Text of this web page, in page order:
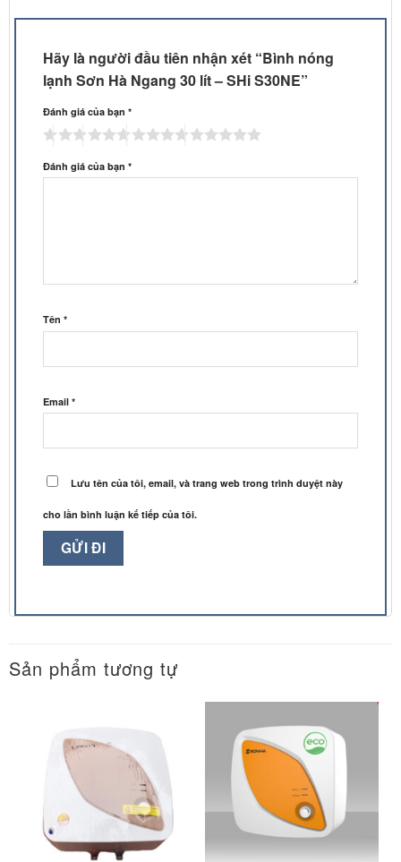
Hãy là người đầu tiên nhận xét “Bình nóng
lạnh Sơn Hà Ngang 30 lít – SHi S30NE”
Đánh giá của bạn *
Đánh giá của bạn *
Tên *
Email *
Lưu tên của tôi, email, và trang web trong trình duyệt này
cho lần bình luận kế tiếp của tôi.
Sản phẩm tương tự